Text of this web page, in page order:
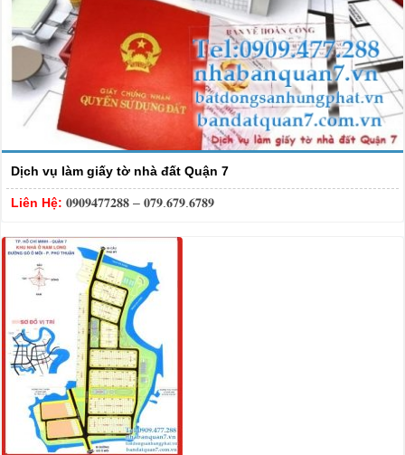
Dịch vụ làm giấy tờ nhà đất Quận 7
Liên Hệ: 𝟎𝟗𝟎𝟗𝟒𝟕𝟕𝟐𝟖𝟖 – 𝟎𝟕𝟗.𝟔𝟕𝟗.𝟔𝟕𝟖𝟗